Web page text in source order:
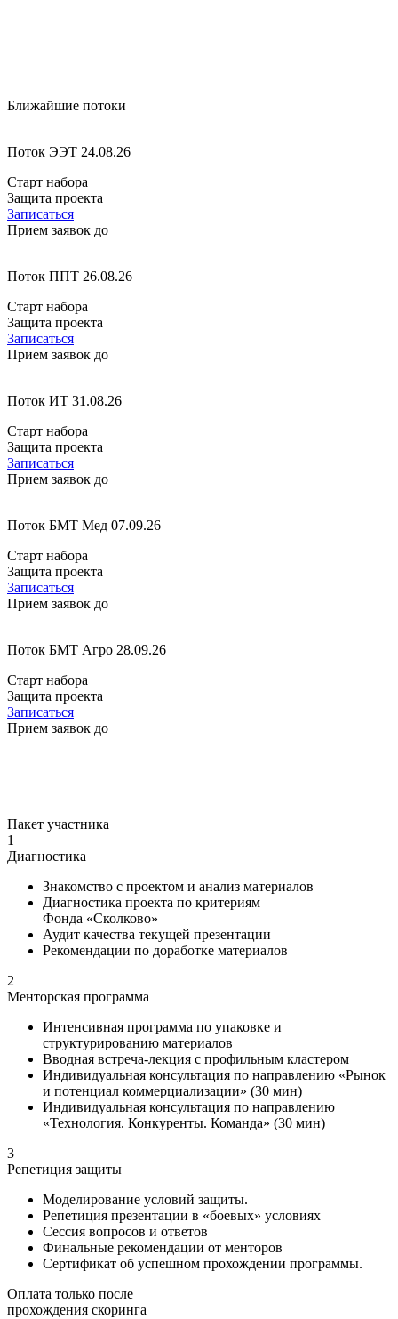
Ближайшие потоки
Поток ЭЭТ 24.08.26
Старт набора
Защита проекта
Записаться
Прием заявок до
Поток ППТ 26.08.26
Старт набора
Защита проекта
Записаться
Прием заявок до
Поток ИТ 31.08.26
Старт набора
Защита проекта
Записаться
Прием заявок до
Поток БМТ Мед 07.09.26
Старт набора
Защита проекта
Записаться
Прием заявок до
Поток БМТ Агро 28.09.26
Старт набора
Защита проекта
Записаться
Прием заявок до
Пакет участника
1
Диагностика
Знакомство с проектом и анализ материалов
Диагностика проекта по критериям
Фонда «Сколково»
Аудит качества текущей презентации
Рекомендации по доработке материалов
2
Менторская программа
Интенсивная программа по упаковке и
структурированию материалов
Вводная встреча-лекция с профильным кластером
Индивидуальная консультация по направлению «Рынок
и потенциал коммерциализации» (30 мин)
Индивидуальная консультация по направлению
«Технология. Конкуренты. Команда» (30 мин)
3
Репетиция защиты
Моделирование условий защиты.
Репетиция презентации в «боевых» условиях
Сессия вопросов и ответов
Финальные рекомендации от менторов
Сертификат об успешном прохождении программы.
Оплата только после
прохождения скоринга